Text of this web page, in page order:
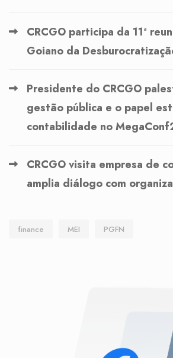
CRCGO participa da 11ª
Goiano da
Presidente do CRCGO
gestão pública e o papel
contabilidade no
CRCGO visita empresa de
amplia diálogo com
finance MEI PGFN